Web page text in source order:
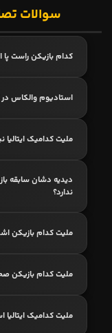
سوالات
کدام بازیکن راست
استادیوم والکاس
ملیت کدامیک
دیدیه دشان سابقه
ندارد؟
ملیت کدام بازیکن
ملیت کدام بازیکن
ملیت کدامیک ایتالیا